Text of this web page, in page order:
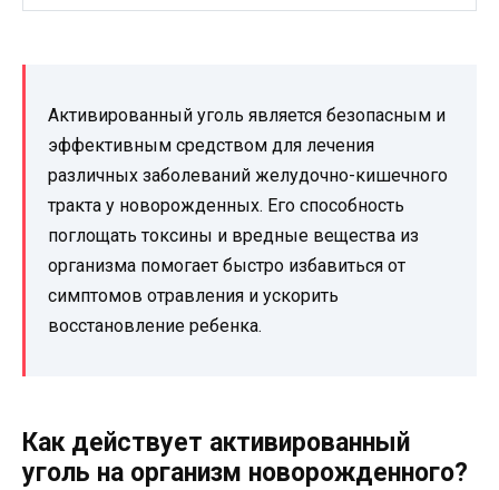
Активированный уголь является безопасным и
эффективным средством для лечения
различных заболеваний желудочно-кишечного
тракта у новорожденных. Его способность
поглощать токсины и вредные вещества из
организма помогает быстро избавиться от
симптомов отравления и ускорить
восстановление ребенка.
Как действует активированный
уголь на организм новорожденного?